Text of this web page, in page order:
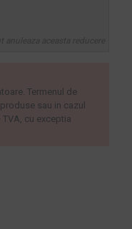
Termenul de
sau in cazul
cu exceptia